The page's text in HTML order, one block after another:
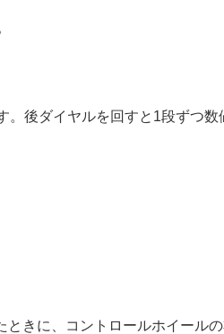
後ダイヤルを回すと1段ずつ数
ときに、コントロールホイールの